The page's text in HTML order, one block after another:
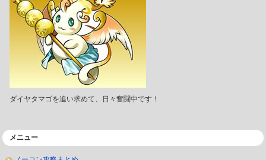
ダイヤタマゴを追い求めて、日々奮闘中です！
メニュー